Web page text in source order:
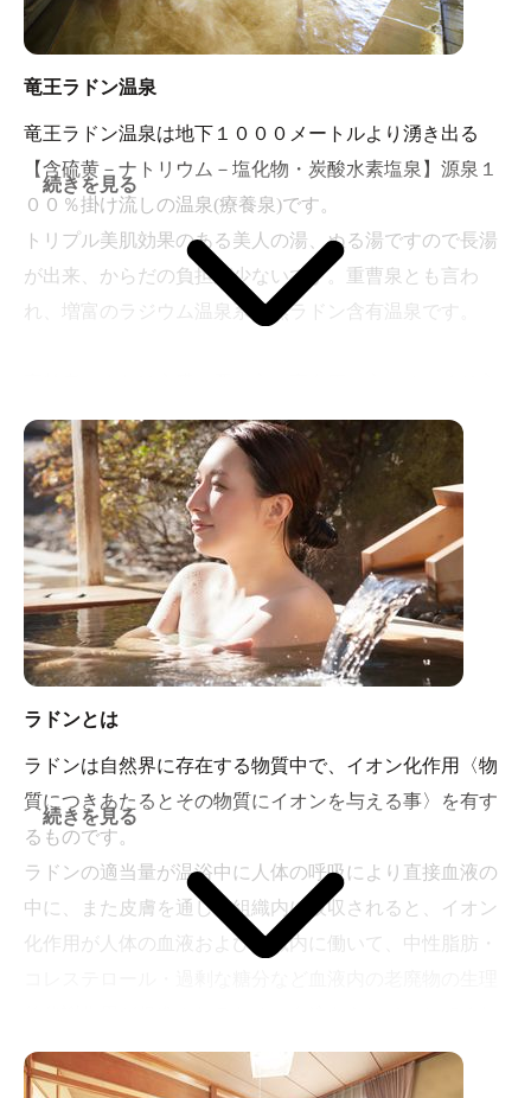
竜王ラドン温泉
竜王ラドン温泉は地下１０００メートルより湧き出る
【含硫黄－ナトリウム－塩化物・炭酸水素塩泉】源泉１
００％掛け流しの温泉(療養泉)です。
トリプル美肌効果のある美人の湯、ぬる湯ですので長湯
が出来、からだの負担が少ないです。重曹泉とも言わ
れ、増富のラジウム温泉系天然ラドン含有温泉です。
泉していただくために天然ラドン温泉を設置してありま
す。37マッヘ含有の天然ラドン温泉の滝で肩・腰を打た
せて効果満点。気分爽快♪
続きを見る
ラドンとは
ラドンは自然界に存在する物質中で、イオン化作用〈物
質につきあたるとその物質にイオンを与える事〉を有す
るものです。
ラドンの適当量が温浴中に人体の呼吸により直接血液の
中に、また皮膚を通して組織内に吸収されると、イオン
化作用が人体の血液および組織内に働いて、中性脂肪・
る効果が期待できます。
上手な入浴方法
続きを見る